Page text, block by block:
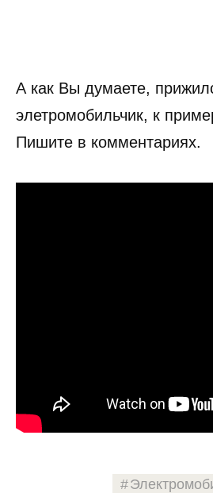
А как Вы думаете,
элетромобильчик, к
Пишите в комментариях.